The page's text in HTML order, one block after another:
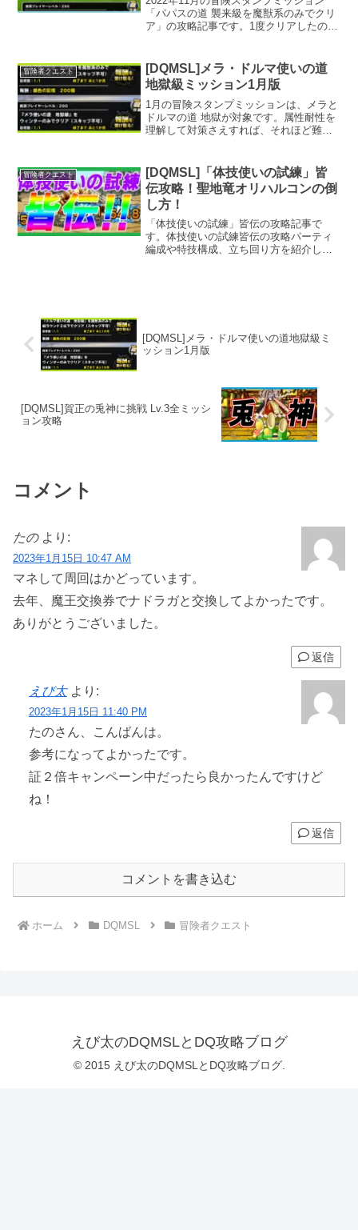
「パパスの道 襲来級を魔獣系のみでクリ
ア」の攻略記事です。1度クリアしたので
再チャレンジしてみると、火力を捨てる
のも意外とアリだなと再確認する結果
に。あの装備とは！？
冒険者クエスト
[DQMSL]メラ・ドルマ使いの道
地獄級ミッション1月版
1月の冒険スタンプミッションは、メラと
ドルマの道 地獄が対象です。属性耐性を
理解して対策さえすれば、それほど難易
の魔獣とは！？
冒険者クエスト
[DQMSL]「体技使いの試練」皆
伝攻略！聖地竜オリハルコンの倒
し方！
「体技使いの試練」皆伝の攻略記事で
す。体技使いの試練皆伝の攻略パーティ
編成や特技構成、立ち回り方を紹介して
[DQMSL]メラ・ドルマ使いの道地獄級ミ
ッション1月版
[DQMSL]賀正の兎神に挑戦 Lv.3全ミッシ
ョン攻略
コメント
たの より:
2023年1月15日 10:47 AM
マネして周回はかどっています。
去年、魔王交換券でナドラガと交換してよかったです。
ありがとうございました。
返信
えび太 より:
2023年1月15日 11:40 PM
たのさん、こんばんは。
参考になってよかったです。
証２倍キャンペーン中だったら良かったんですけど
ね！
返信
コメントを書き込む
ホーム DQMSL 冒険者クエスト
えび太のDQMSLとDQ攻略ブログ
© 2015 えび太のDQMSLとDQ攻略ブログ.